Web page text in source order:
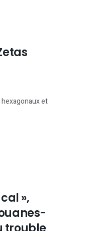
et
»,